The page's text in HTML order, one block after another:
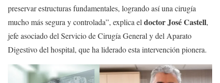
preservar estructuras fundamentales, logrando así una cirugía
mucho más segura y controlada”, explica el doctor José Castell,
jefe asociado del Servicio de Cirugía General y del Aparato
Digestivo del hospital, que ha liderado esta intervención pionera.